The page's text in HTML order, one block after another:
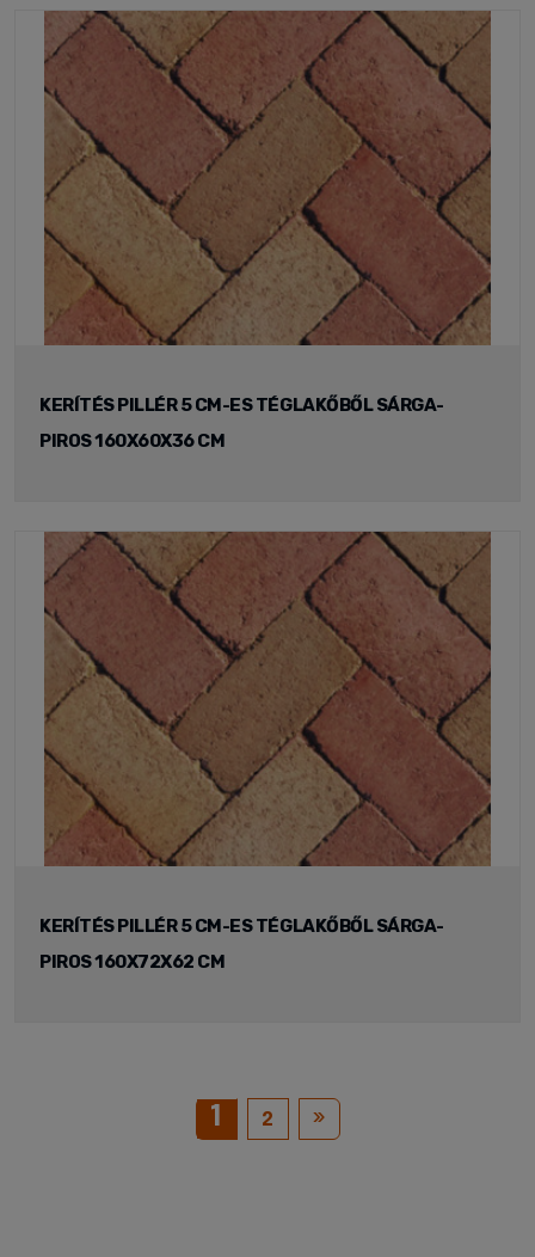
KERÍTÉS PILLÉR 5 CM-ES TÉGLAKŐBŐL SÁRGA-
PIROS 160X60X36 CM
KERÍTÉS PILLÉR 5 CM-ES TÉGLAKŐBŐL SÁRGA-
PIROS 160X72X62 CM
1 2 »